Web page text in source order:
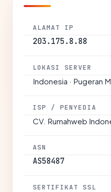
ALAMAT IP
203.175.8.88
LOKASI SERVER
Indonesia · Pugeran
ISP / PENYEDIA
CV. Rumahweb
ASN
AS58487
SERTIFIKAT SSL